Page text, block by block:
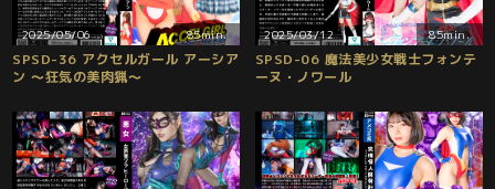
2025/05/06 85min.
SPSD-36 アクセルガール アーシア
ン ～狂気の美肉猟～
2025/03/12 85min.
SPSD-06 魔法美少女戦士フォンテ
ーヌ・ノワール